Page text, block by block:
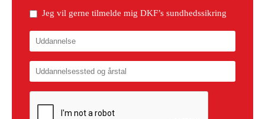
Jeg vil gerne tilmelde mig DKF’s sundhedssikring